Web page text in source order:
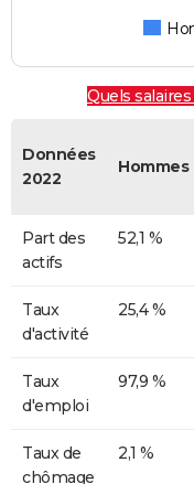
Quels
Données
2022
Hommes
Part des
actifs
52,1 %
Taux
d'activité
25,4 %
Taux
d'emploi
97,9 %
Taux de
chômage
2,1 %